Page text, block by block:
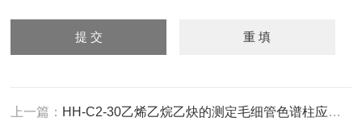
上一篇： HH-C2-30乙烯乙烷乙炔的测定毛细管色谱柱应用岛津